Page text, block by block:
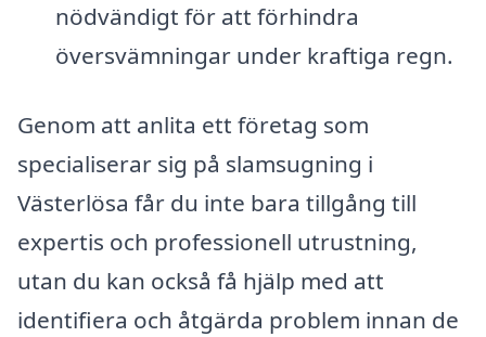
nödvändigt för att förhindra
översvämningar under kraftiga regn.
Genom att anlita ett företag som
specialiserar sig på slamsugning i
Västerlösa får du inte bara tillgång till
expertis och professionell utrustning,
utan du kan också få hjälp med att
identifiera och åtgärda problem innan de